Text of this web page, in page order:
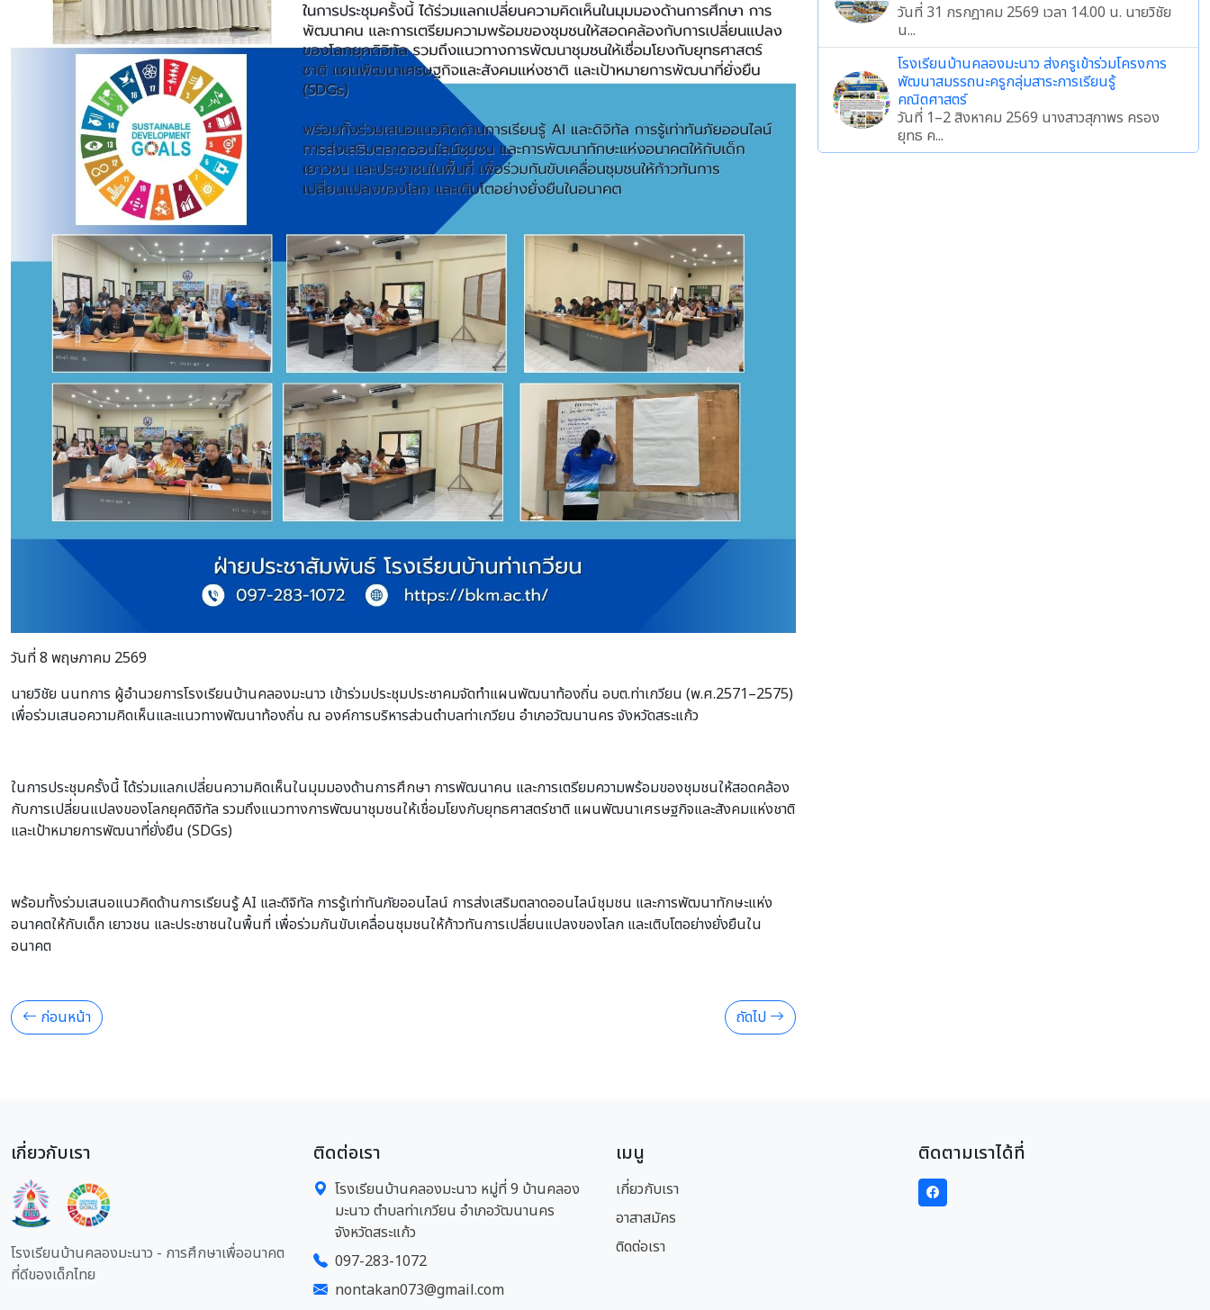
วันที่ 8 พฤษภาคม 2569
นายวิชัย นนทการ ผู้อำนวยการโรงเรียนบ้านคลองมะนาว เข้าร่วมประชุมประชาคมจัดทำแผนพัฒนาท้องถิ่น อบต.ท่าเกวียน (พ.ศ.2571–2575)
เพื่อร่วมเสนอความคิดเห็นและแนวทางพัฒนาท้องถิ่น ณ องค์การบริหารส่วนตำบลท่าเกวียน อำเภอวัฒนานคร จังหวัดสระแก้ว
ในการประชุมครั้งนี้ ได้ร่วมแลกเปลี่ยนความคิดเห็นในมุมมองด้านการศึกษา การพัฒนาคน และการเตรียมความพร้อมของชุมชนให้สอดคล้อง
กับการเปลี่ยนแปลงของโลกยุคดิจิทัล รวมถึงแนวทางการพัฒนาชุมชนให้เชื่อมโยงกับยุทธศาสตร์ชาติ แผนพัฒนาเศรษฐกิจและสังคมแห่งชาติ
และเป้าหมายการพัฒนาที่ยั่งยืน (SDGs)
พร้อมทั้งร่วมเสนอแนวคิดด้านการเรียนรู้ AI และดิจิทัล การรู้เท่าทันภัยออนไลน์ การส่งเสริมตลาดออนไลน์ชุมชน และการพัฒนาทักษะแห่ง
อนาคตให้กับเด็ก เยาวชน และประชาชนในพื้นที่ เพื่อร่วมกันขับเคลื่อนชุมชนให้ก้าวทันการเปลี่ยนแปลงของโลก และเติบโตอย่างยั่งยืนใน
อนาคต
ก่อนหน้า ถัดไป
วันที่ 31 กรกฎาคม 2569 เวลา 14.00 น. นายวิชัย
น...
โรงเรียนบ้านคลองมะนาว ส่งครูเข้าร่วมโครงการ
พัฒนาสมรรถนะครูกลุ่มสาระการเรียนรู้
คณิตศาสตร์
วันที่ 1–2 สิงหาคม 2569 นางสาวสุภาพร ครอง
ยุทธ ค...
เกี่ยวกับเรา
โรงเรียนบ้านคลองมะนาว - การศึกษาเพื่ออนาคต
ที่ดีของเด็กไทย
ติดต่อเรา
โรงเรียนบ้านคลองมะนาว หมู่ที่ 9 บ้านคลอง
มะนาว ตำบลท่าเกวียน อำเภอวัฒนานคร
จังหวัดสระแก้ว
097-283-1072
nontakan073@gmail.com
เมนู
เกี่ยวกับเรา
อาสาสมัคร
ติดต่อเรา
ติดตามเราได้ที่